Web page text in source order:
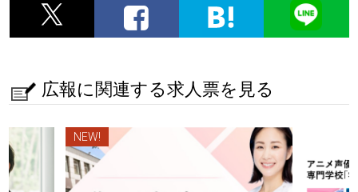
広報に関連する求人票を見る
NEW!